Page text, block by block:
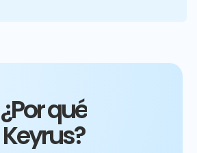
¿Por qué
Keyrus?